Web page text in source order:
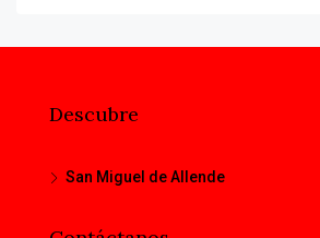
Descubre
San Miguel de Allende